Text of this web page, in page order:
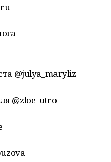
@julya_maryliz
@zloe_utro